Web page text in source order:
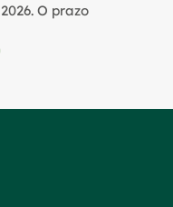
2026. O prazo